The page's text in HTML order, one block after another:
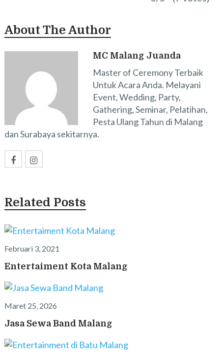
About The Author
MC Malang Juanda
Master of Ceremony Terbaik
Untuk Acara Anda. Melayani
Event, Wedding, Party,
Gathering, Seminar, Pelatihan,
Pesta Ulang Tahun di Malang
dan Surabaya sekitarnya.
Related Posts
Februari 3, 2021
Entertaiment Kota Malang
Maret 25, 2026
Jasa Sewa Band Malang